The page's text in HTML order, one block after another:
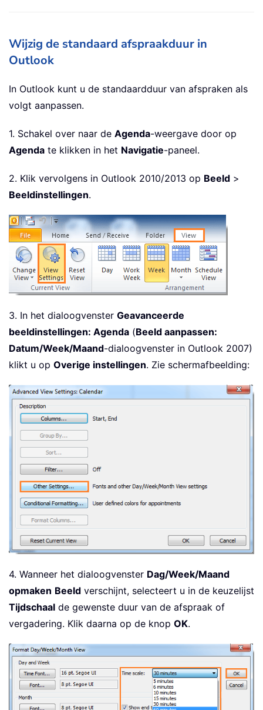
Wijzig de standaard afspraakduur in
Outlook
In Outlook kunt u de standaardduur van afspraken als
volgt aanpassen.
1. Schakel over naar de Agenda-weergave door op
Agenda te klikken in het Navigatie-paneel.
2. Klik vervolgens in Outlook 2010/2013 op Beeld >
Beeldinstellingen.
3. In het dialoogvenster Geavanceerde
beeldinstellingen: Agenda (Beeld aanpassen:
Datum/Week/Maand-dialoogvenster in Outlook 2007)
klikt u op Overige instellingen. Zie schermafbeelding:
4. Wanneer het dialoogvenster Dag/Week/Maand
opmaken Beeld verschijnt, selecteert u in de keuzelijst
Tijdschaal de gewenste duur van de afspraak of
vergadering. Klik daarna op de knop OK.